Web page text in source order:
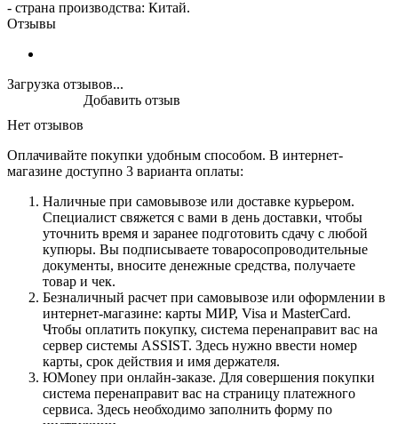
- страна производства: Китай.
Отзывы
Загрузка отзывов...
Нет отзывов
Добавить отзыв
Оплачивайте покупки удобным способом. В интернет-
магазине доступно 3 варианта оплаты:
Наличные при самовывозе или доставке курьером.
Специалист свяжется с вами в день доставки, чтобы
уточнить время и заранее подготовить сдачу с любой
купюры. Вы подписываете товаросопроводительные
документы, вносите денежные средства, получаете
товар и чек.
Безналичный расчет при самовывозе или оформлении в
интернет-магазине: карты МИР, Visa и MasterCard.
Чтобы оплатить покупку, система перенаправит вас на
сервер системы ASSIST. Здесь нужно ввести номер
карты, срок действия и имя держателя.
ЮMoney при онлайн-заказе. Для совершения покупки
система перенаправит вас на страницу платежного
сервиса. Здесь необходимо заполнить форму по